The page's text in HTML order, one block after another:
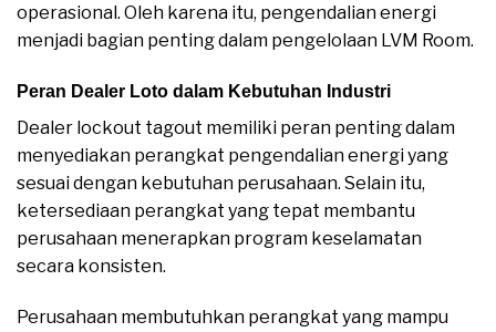
operasional. Oleh karena itu, pengendalian energi
menjadi bagian penting dalam pengelolaan LVM Room.
Peran Dealer Loto dalam Kebutuhan Industri
Dealer lockout tagout memiliki peran penting dalam
menyediakan perangkat pengendalian energi yang
sesuai dengan kebutuhan perusahaan. Selain itu,
ketersediaan perangkat yang tepat membantu
perusahaan menerapkan program keselamatan
secara konsisten.
Perusahaan membutuhkan perangkat yang mampu